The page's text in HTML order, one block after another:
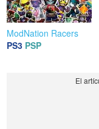
ModNation Racers
PS3 PSP